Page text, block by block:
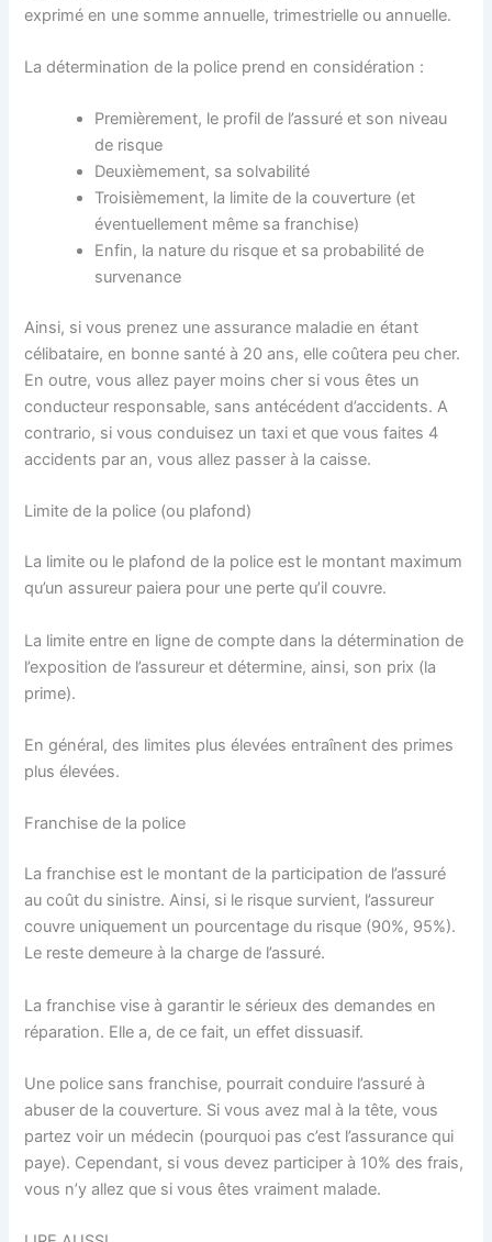
exprimé en une somme annuelle, trimestrielle ou annuelle.
La détermination de la police prend en considération :
Premièrement, le profil de l’assuré et son niveau
de risque
Deuxièmement, sa solvabilité
Troisièmement, la limite de la couverture (et
éventuellement même sa franchise)
Enfin, la nature du risque et sa probabilité de
survenance
Ainsi, si vous prenez une assurance maladie en étant
célibataire, en bonne santé à 20 ans, elle coûtera peu cher.
En outre, vous allez payer moins cher si vous êtes un
conducteur responsable, sans antécédent d’accidents. A
contrario, si vous conduisez un taxi et que vous faites 4
accidents par an, vous allez passer à la caisse.
Limite de la police (ou plafond)
La limite ou le plafond de la police est le montant maximum
qu’un assureur paiera pour une perte qu’il couvre.
La limite entre en ligne de compte dans la détermination de
l’exposition de l’assureur et détermine, ainsi, son prix (la
prime).
En général, des limites plus élevées entraînent des primes
plus élevées.
Franchise de la police
La franchise est le montant de la participation de l’assuré
au coût du sinistre. Ainsi, si le risque survient, l’assureur
couvre uniquement un pourcentage du risque (90%, 95%).
Le reste demeure à la charge de l’assuré.
La franchise vise à garantir le sérieux des demandes en
réparation. Elle a, de ce fait, un effet dissuasif.
Une police sans franchise, pourrait conduire l’assuré à
abuser de la couverture. Si vous avez mal à la tête, vous
partez voir un médecin (pourquoi pas c’est l’assurance qui
paye). Cependant, si vous devez participer à 10% des frais,
vous n’y allez que si vous êtes vraiment malade.